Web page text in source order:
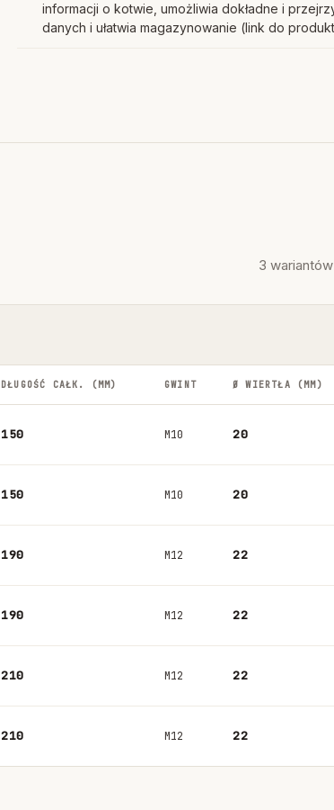
informacji o kotwie, umożliwia dokładne i
danych i ułatwia magazynowanie (link do
3
DŁUGOŚĆ CAŁK. (MM) GWINT Ø WIERTŁA (MM)
150 M10 20
150 M10 20
190 M12 22
190 M12 22
210 M12 22
210 M12 22